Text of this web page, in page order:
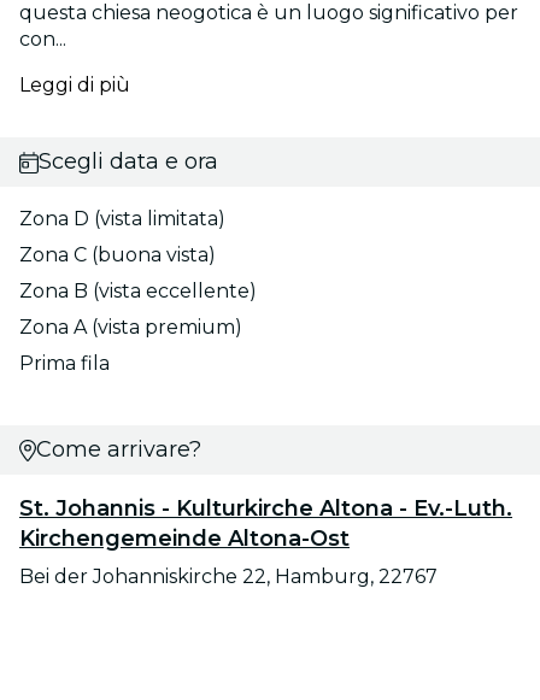
questa chiesa neogotica è un luogo significativo per
con...
Leggi di più
Scegli data e ora
Zona D (vista limitata)
Zona C (buona vista)
Zona B (vista eccellente)
Zona A (vista premium)
Prima fila
Come arrivare?
St. Johannis - Kulturkirche Altona - Ev.-Luth.
Kirchengemeinde Altona-Ost
Bei der Johanniskirche 22, Hamburg, 22767